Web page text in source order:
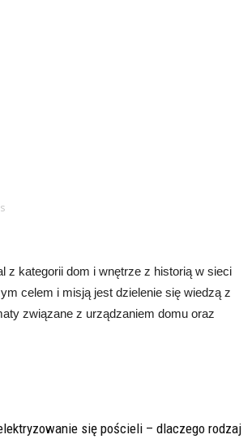
z kategorii dom i wnętrze z historią w sieci
celem i misją jest dzielenie się wiedzą z
związane z urządzaniem domu oraz
się pościeli – dlaczego rodzaj